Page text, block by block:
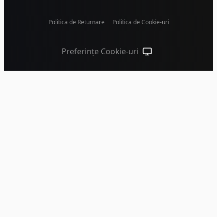
Politica de Returnare Politica de Cookie-uri
Preferințe Cookie-uri Temă sistem (apasă